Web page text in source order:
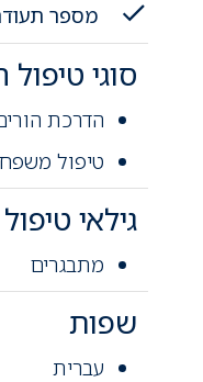
מספר
סוגי
הדרכת
טיפול
גילאי טיפול
מתבגרים
שפות
עברית